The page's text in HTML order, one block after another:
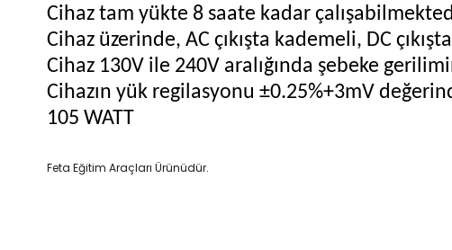
Cihaz tam yükte 8 saate kadar
Cihaz üzerinde, AC çıkışta kademeli, DC
Cihaz 130V ile 240V aralığında şebeke
Cihazın yük regilasyonu ±0.25%+3mV
105 WATT
Feta Eğitim Araçları Ürünüdür.